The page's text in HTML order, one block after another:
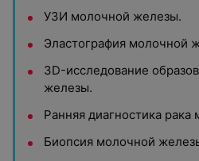
УЗИ молочной железы.
Эластография молочной
3D-исследование
железы.
Ранняя диагностика
Биопсия молочной